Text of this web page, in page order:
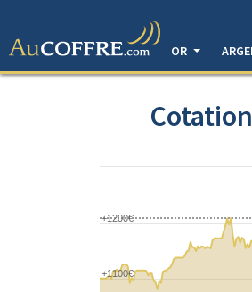
OR
+1100€
+1200€